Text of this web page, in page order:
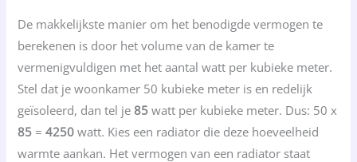
De makkelijkste manier om het benodigde vermogen te
berekenen is door het volume van de kamer te
vermenigvuldigen met het aantal watt per kubieke meter.
Stel dat je woonkamer 50 kubieke meter is en redelijk
geïsoleerd, dan tel je85 watt per kubieke meter. Dus: 50 x
85 =4250 watt. Kies een radiator die deze hoeveelheid
warmte aankan. Het vermogen van een radiator staat